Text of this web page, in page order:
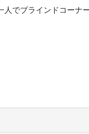
人でブラインドコー